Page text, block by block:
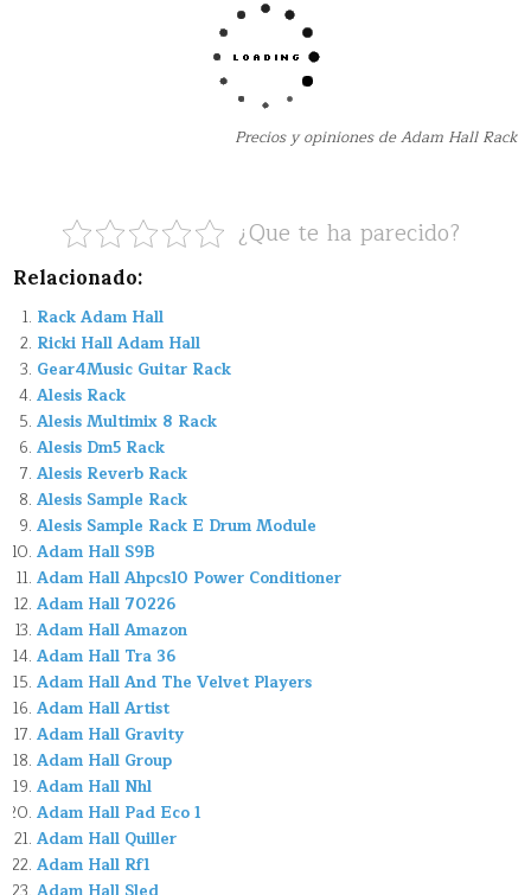
Precios y opiniones de Adam Hall Rack
¿Que te ha parecido?
Relacionado:
Rack Adam Hall
Ricki Hall Adam Hall
Gear4Music Guitar Rack
Alesis Rack
Alesis Multimix 8 Rack
Alesis Dm5 Rack
Alesis Reverb Rack
Alesis Sample Rack
Alesis Sample Rack E Drum Module
Adam Hall S9B
Adam Hall Ahpcs10 Power Conditioner
Adam Hall 70226
Adam Hall Amazon
Adam Hall Tra 36
Adam Hall And The Velvet Players
Adam Hall Artist
Adam Hall Gravity
Adam Hall Group
Adam Hall Nhl
Adam Hall Pad Eco 1
Adam Hall Quiller
Adam Hall Rf1